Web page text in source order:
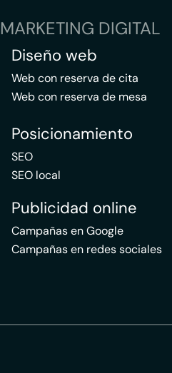
MARKETING DIGITAL
Diseño web
Web con reserva de cita
Web con reserva de mesa
Posicionamiento
SEO
SEO local
Publicidad online
Campañas en Google
Campañas en redes sociales